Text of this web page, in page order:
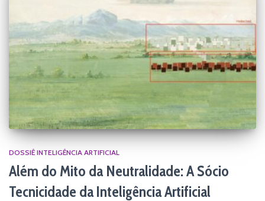
DOSSIÊ INTELIGÊNCIA ARTIFICIAL
Além do Mito da Neutralidade: A Sócio
Tecnicidade da Inteligência Artificial